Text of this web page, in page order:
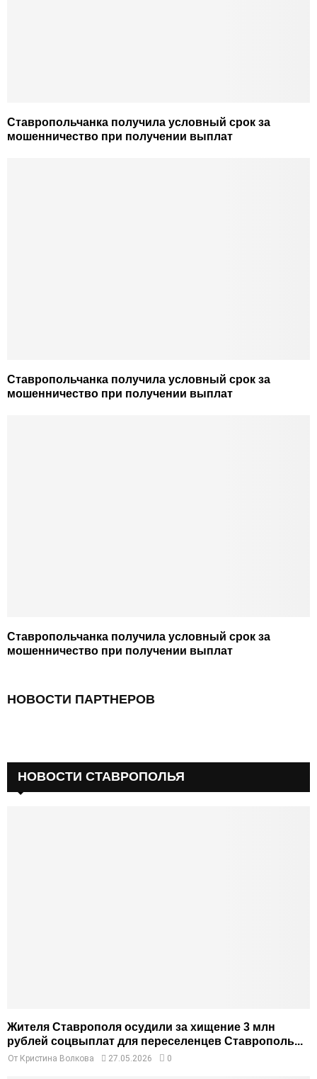
Ставропольчанка получила условный срок за
мошенничество при получении выплат
Ставропольчанка получила условный срок за
мошенничество при получении выплат
Ставропольчанка получила условный срок за
мошенничество при получении выплат
НОВОСТИ ПАРТНЕРОВ
НОВОСТИ СТАВРОПОЛЬЯ
Жителя Ставрополя осудили за хищение 3 млн
рублей соцвыплат для переселенцев Ставрополь...
От Кристина Волкова 27.05.2026 0